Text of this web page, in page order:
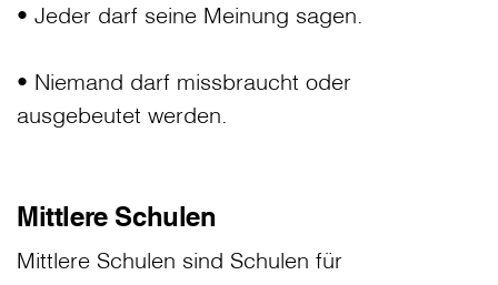
• Jeder darf seine Meinung sagen.
• Niemand darf missbraucht oder
ausgebeutet werden.
Mittlere Schulen
Mittlere Schulen sind Schulen für